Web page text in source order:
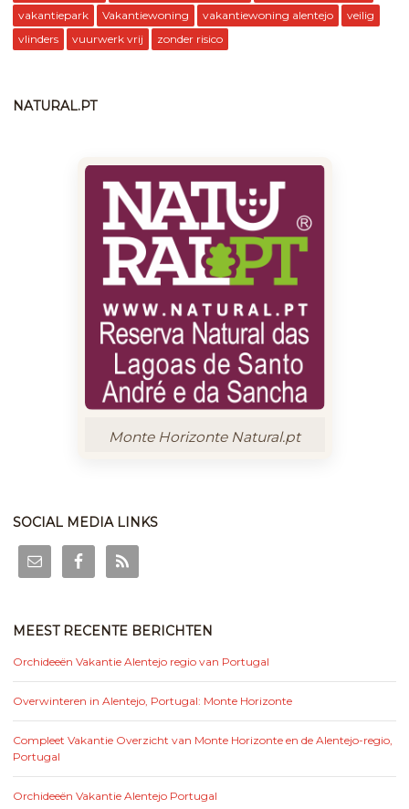
vakantiepark
Vakantiewoning vakantiewoning alentejo
veilig
vlinders
vuurwerk vrij zonder risico
NATURAL.PT
Monte Horizonte Natural.pt
SOCIAL MEDIA LINKS
MEEST RECENTE BERICHTEN
Orchideeën Vakantie Alentejo regio van Portugal
Overwinteren in Alentejo, Portugal: Monte Horizonte
Compleet Vakantie Overzicht van Monte Horizonte en de Alentejo-regio,
Portugal
Orchideeën Vakantie Alentejo Portugal